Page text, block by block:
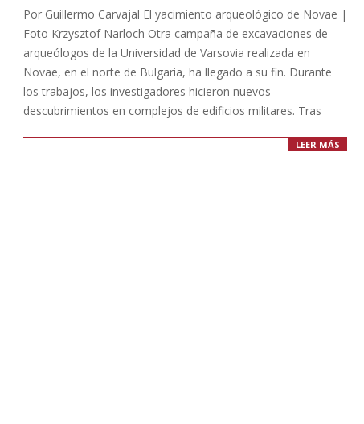
09-
15
Por Guillermo Carvajal El yacimiento arqueológico de Novae |
Foto Krzysztof Narloch Otra campaña de excavaciones de
arqueólogos de la Universidad de Varsovia realizada en
Novae, en el norte de Bulgaria, ha llegado a su fin. Durante
los trabajos, los investigadores hicieron nuevos
descubrimientos en complejos de edificios militares. Tras
LEER MÁS